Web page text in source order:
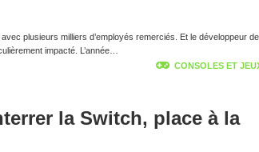
plusieurs milliers d’employés remerciés. Et le développeur
impacté. L’année…
CONSOLES ET
la Switch, place à la